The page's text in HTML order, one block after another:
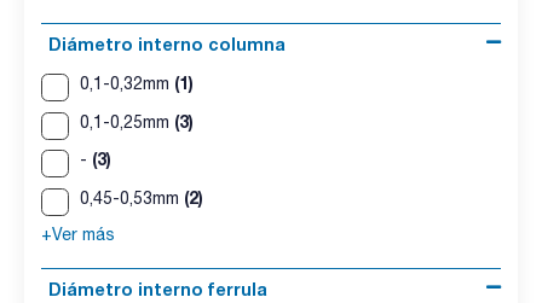
Diámetro interno columna
0,1-0,32mm (1)
0,1-0,25mm (3)
- (3)
0,45-0,53mm (2)
+Ver más
Diámetro interno ferrula